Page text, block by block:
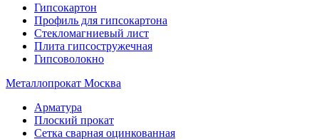
Гипсокартон
Профиль для гипсокартона
Стекломагниевый лист
Плита гипсостружечная
Гипсоволокно
Металлопрокат Москва
Арматура
Плоский прокат
Сетка сварная оцинкованная